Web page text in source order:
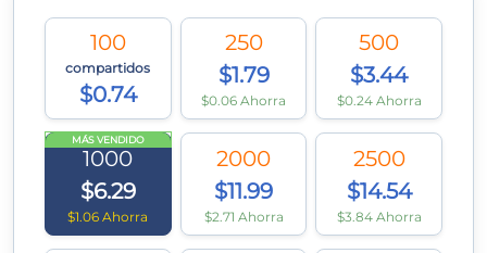
100
compartidos
$0.74
250
$1.79
$0.06 Ahorra
500
$3.44
$0.24 Ahorra
MÁS VENDIDO
1000
$6.29
$1.06 Ahorra
2000
$11.99
$2.71 Ahorra
2500
$14.54
$3.84 Ahorra